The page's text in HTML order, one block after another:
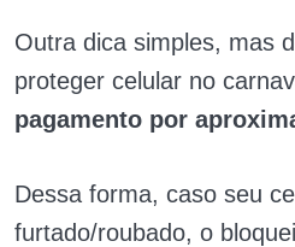
Outra dica simples, mas
proteger celular no
pagamento por
Dessa forma, caso seu
furtado/roubado, o